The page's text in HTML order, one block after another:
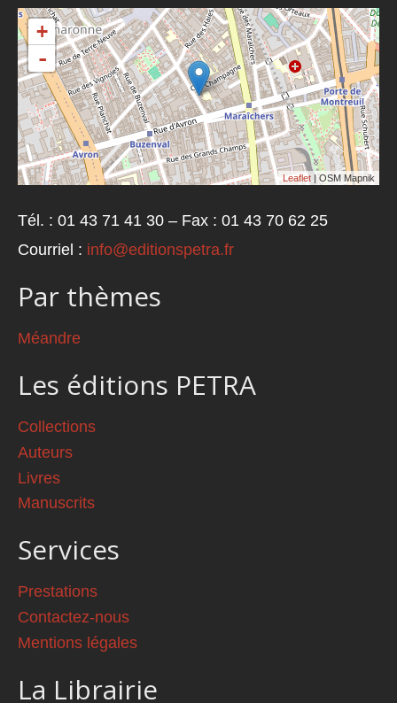
+
-
Leaflet | OSM Mapnik
Tél. : 01 43 71 41 30 – Fax : 01 43 70 62 25
Courriel : info@editionspetra.fr
Par thèmes
Méandre
Les éditions PETRA
Collections
Auteurs
Livres
Manuscrits
Services
Prestations
Contactez-nous
Mentions légales
La Librairie